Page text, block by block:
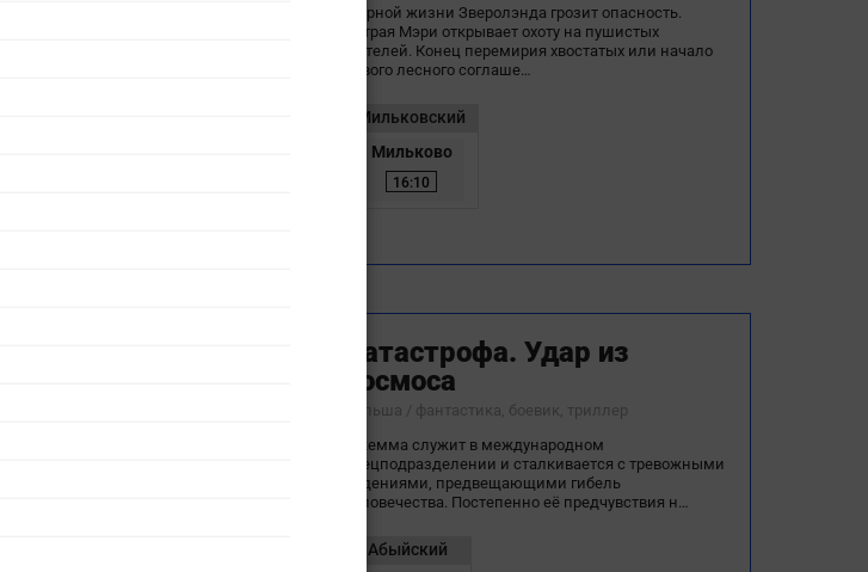
Мирной жизни Зверолэнда грозит опасность.
Хитрая Мэри открывает охоту на пушистых
жителей. Конец перемирия хвостатых или начало
нового лесного соглаше…
Мильковский
Мильково
16:10
Катастрофа. Удар из
космоса
Польша / фантастика, боевик, триллер
Джемма служит в международном
спецподразделении и сталкивается с тревожными
видениями, предвещающими гибель
человечества. Постепенно её предчувствия н…
Абыйский